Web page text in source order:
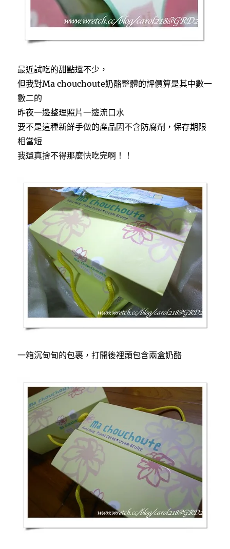
最近試吃的甜點還不少，
但我對Ma chouchoute奶酪整體的評價算是其中數一
數二的
昨夜一邊整理照片一邊流口水
要不是這種新鮮手做的產品因不含防腐劑，保存期限
相當短
我還真捨不得那麼快吃完啊！！
一箱沉甸甸的包裹，打開後裡頭包含兩盒奶酪